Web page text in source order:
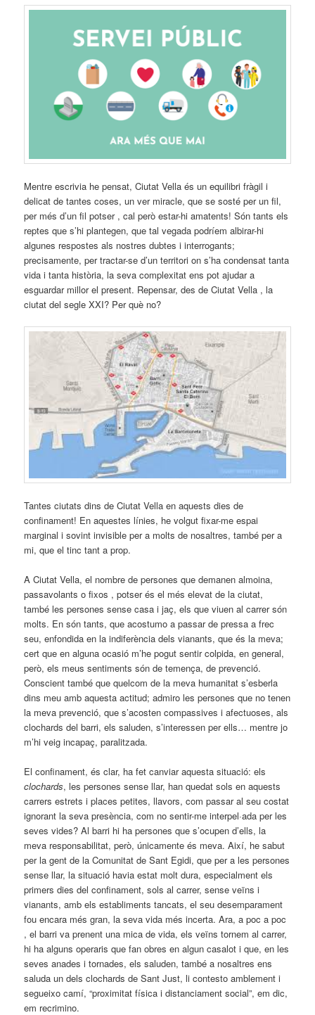
Mentre escrivia he pensat, Ciutat Vella és un equilibri fràgil i
delicat de tantes coses, un ver miracle, que se sosté per un fil,
per més d’un fil potser , cal però estar-hi amatents! Són tants els
reptes que s’hi plantegen, que tal vegada podríem albirar-hi
algunes respostes als nostres dubtes i interrogants;
precisamente, per tractar-se d’un territori on s’ha condensat tanta
vida i tanta història, la seva complexitat ens pot ajudar a
esguardar millor el present. Repensar, des de Ciutat Vella , la
ciutat del segle XXI? Per què no?
Tantes ciutats dins de Ciutat Vella en aquests dies de
confinament! En aquestes línies, he volgut fixar-me espai
marginal i sovint invisible per a molts de nosaltres, també per a
mi, que el tinc tant a prop.
A Ciutat Vella, el nombre de persones que demanen almoina,
passavolants o fixos , potser és el més elevat de la ciutat,
també les persones sense casa i jaç, els que viuen al carrer són
molts. En són tants, que acostumo a passar de pressa a frec
seu, enfondida en la indiferència dels vianants, que és la meva;
cert que en alguna ocasió m’he pogut sentir colpida, en general,
però, els meus sentiments són de temença, de prevenció.
Conscient també que quelcom de la meva humanitat s’esberla
dins meu amb aquesta actitud; admiro les persones que no tenen
la meva prevenció, que s’acosten compassives i afectuoses, als
clochards del barri, els saluden, s’interessen per ells… mentre jo
m’hi veig incapaç, paralitzada.
El confinament, és clar, ha fet canviar aquesta situació: els
clochards, les persones sense llar, han quedat sols en aquests
carrers estrets i places petites, llavors, com passar al seu costat
ignorant la seva presència, com no sentir-me interpel·ada per les
seves vides? Al barri hi ha persones que s’ocupen d’ells, la
meva responsabilitat, però, únicamente és meva. Així, he sabut
per la gent de la Comunitat de Sant Egidi, que per a les persones
sense llar, la situació havia estat molt dura, especialment els
primers dies del confinament, sols al carrer, sense veïns i
vianants, amb els establiments tancats, el seu desemparament
fou encara més gran, la seva vida més incerta. Ara, a poc a poc
, el barri va prenent una mica de vida, els veïns tornem al carrer,
hi ha alguns operaris que fan obres en algun casalot i que, en les
seves anades i tornades, els saluden, també a nosaltres ens
saluda un dels clochards de Sant Just, li contesto amblement i
segueixo camí, “proximitat física i distanciament social”, em dic,
em recrimino.